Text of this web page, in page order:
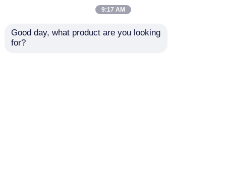
Prefabrikasi
9:17 AM
Good day, what product are you looking
for?